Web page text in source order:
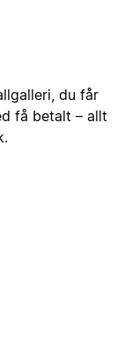
du får
få betalt – allt